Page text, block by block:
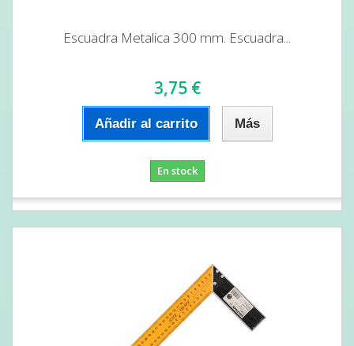
Escuadra Metalica 300 mm. Escuadra...
3,75 €
Añadir al carrito Más
En stock